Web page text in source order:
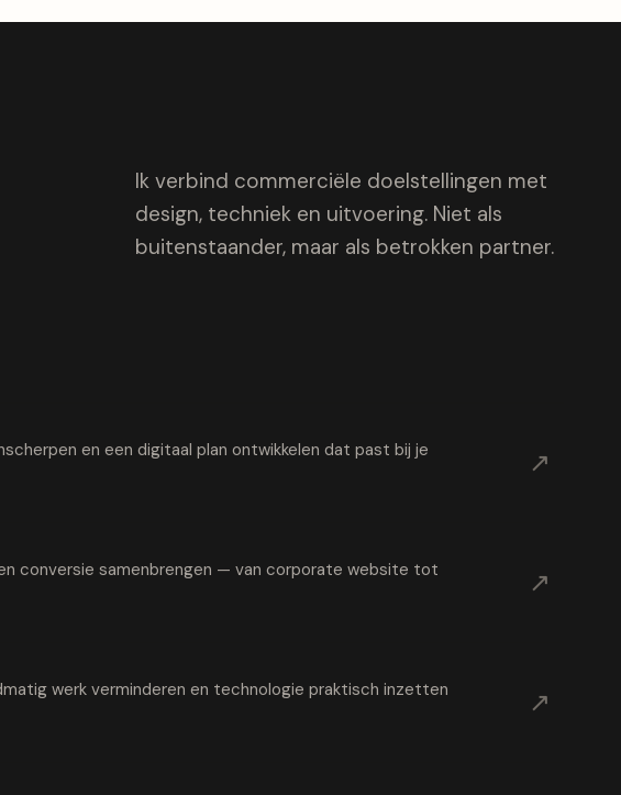
Ik verbind commerciële doelstellingen met
design, techniek en uitvoering. Niet als
buitenstaander, maar als betrokken partner.
en een digitaal plan ontwikkelen dat past bij je
↗
conversie samenbrengen — van corporate website tot
↗
werk verminderen en technologie praktisch inzetten
↗